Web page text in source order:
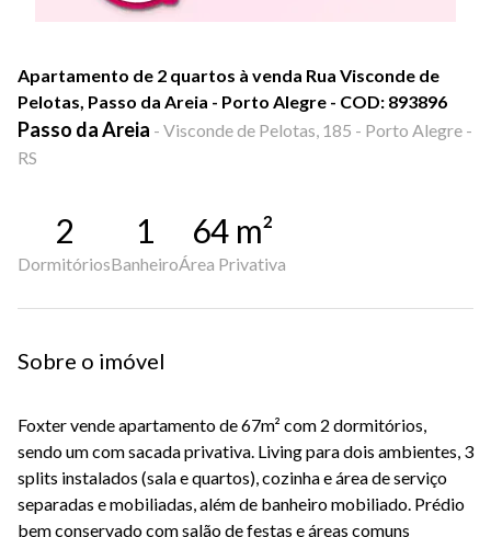
Apartamento de 2 quartos à venda Rua Visconde de
Pelotas, Passo da Areia - Porto Alegre - COD: 893896
Passo da Areia - Visconde de Pelotas, 185 - Porto Alegre -
RS
2
Dormitórios
1
Banheiro
64 m²
Área Privativa
Sobre o imóvel
Foxter vende apartamento de 67m² com 2 dormitórios,
sendo um com sacada privativa. Living para dois ambientes, 3
splits instalados (sala e quartos), cozinha e área de serviço
separadas e mobiliadas, além de banheiro mobiliado. Prédio
bem conservado com salão de festas e áreas comuns